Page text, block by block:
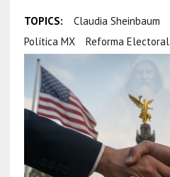
TOPICS: Claudia Sheinbaum
Política MX
Reforma Electoral